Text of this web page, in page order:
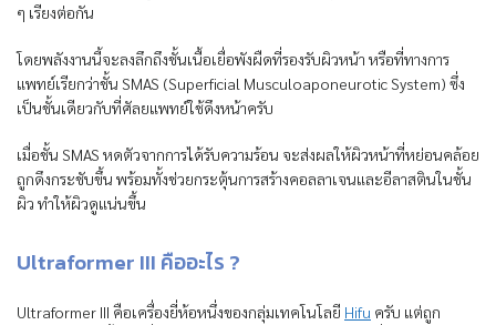
ๆ เรียงต่อกัน
โดยพลังงานนี้จะลงลึกถึงชั้นเนื้อเยื่อพังผืดที่รองรับผิวหน้า หรือที่ทางการ
แพทย์เรียกว่าชั้น SMAS (Superficial Musculoaponeurotic System) ซึ่ง
เป็นชั้นเดียวกับที่ศัลยแพทย์ใช้ดึงหน้าครับ
เมื่อชั้น SMAS หดตัวจากการได้รับความร้อน จะส่งผลให้ผิวหน้าที่หย่อนคล้อย
ถูกดึงกระชับขึ้น พร้อมทั้งช่วยกระตุ้นการสร้างคอลลาเจนและอีลาสตินในชั้น
ผิว ทำให้ผิวดูแน่นขึ้น
Ultraformer III คืออะไร ?
Ultraformer III คือเครื่องยี่ห้อหนึ่งของกลุ่มเทคโนโลยี Hifu ครับ แต่ถูก